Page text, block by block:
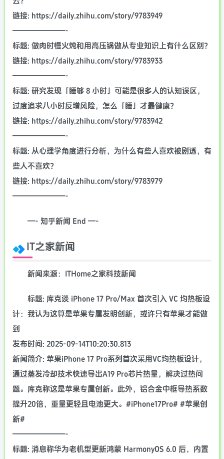
链接: https://daily.zhihu.com/story/9783949
———————-
标题: 做肉时慢火炖和用高压锅做从专业知识上有什么区别？
链接: https://daily.zhihu.com/story/9783933
———————-
标题: 研究发现「睡够 8 小时」可能是很多人的认知误区，
过度追求八小时反增风险，怎么「睡」才最健康？
链接: https://daily.zhihu.com/story/9783942
———————-
标题: 从心理学角度进行分析，为什么有些人喜欢被剧透，有
些人不喜欢？
链接: https://daily.zhihu.com/story/9783979
———————-
—- 知乎新闻 End —-
IT之家新闻
新闻来源：ITHome之家科技新闻
标题: 库克谈 iPhone 17 Pro/Max 首次引入 VC 均热板设
计：我认为这算是苹果专属发明创新，或许只有苹果才能做
到
发布时间: 2025-09-14T10:20:30.813
新闻简介: 苹果iPhone 17 Pro系列首次采用VC均热板设计，
通过蒸发冷却技术快速导出A19 Pro芯片热量，解决过热问
题。库克称这是苹果专属创新。此外，铝合金中框导热系数
提升20倍，重量更轻且电池更大。#iPhone17Pro# #苹果创
新#
———————-
标题: 消息称华为老机型更新鸿蒙 HarmonyOS 6.0 后，内置